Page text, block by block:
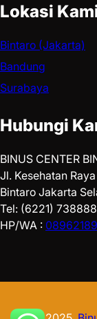
Lokasi
Bintaro (Jakarta)
Bandung
Surabaya
Hubungi
BINUS CENTER
Jl. Kesehatan Raya
Bintaro Jakarta
Tel: (6221)
HP/WA :